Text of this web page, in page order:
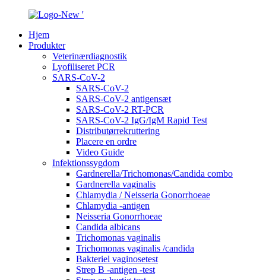
Hjem
Produkter
Veterinærdiagnostik
Lyofiliseret PCR
SARS-CoV-2
SARS-CoV-2
SARS-CoV-2 antigensæt
SARS-CoV-2 RT-PCR
SARS-CoV-2 IgG/IgM Rapid Test
Distributørrekruttering
Placere en ordre
Video Guide
Infektionssygdom
Gardnerella/Trichomonas/Candida combo
Gardnerella vaginalis
Chlamydia / Neisseria Gonorrhoeae
Chlamydia -antigen
Neisseria Gonorrhoeae
Candida albicans
Trichomonas vaginalis
Trichomonas vaginalis /candida
Bakteriel vaginosetest
Strep B -antigen -test